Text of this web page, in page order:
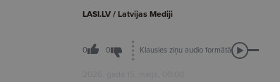
LASI.LV / Latvijas Mediji
0 0 Klausies ziņu audio formātā
2026. gada 15. maijs, 00:00